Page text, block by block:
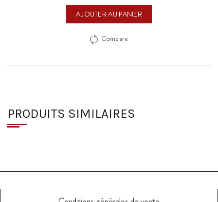
AJOUTER AU PANIER
Compare
PRODUITS SIMILAIRES